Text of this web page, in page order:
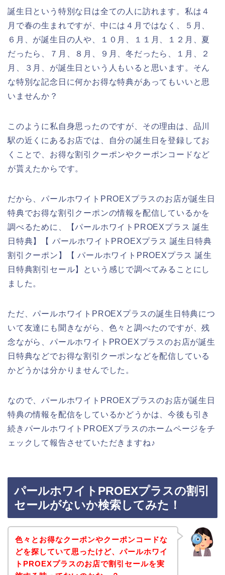
誕生日という特別な日は全ての人に訪れます。私は４
月で春の生まれですが、中には４月ではなく、５月、
６月、が誕生日の人や、１０月、１１月、１２月、夏
だったら、７月、８月、９月、冬だったら、１月、２
月、３月、が誕生日という人もいると思います。そん
な特別な記念日に何かお得な特典があってもいいと思
いませんか？
このように私自身思ったのですが、その理由は、品川
駅の近くにあるお店では、自分の誕生日を登録してお
くことで、お得な割引クーポンやクーポンコードなど
が貰えたからです。
だから、パールホワイトPROEXプラスのお店が誕生日
特典でお得な割引クーポンの情報を配信しているかを
調べるために、【パールホワイトPROEXプラス 誕生
日特典】【 パールホワイトPROEXプラス 誕生日特典
割引クーポン】【 パールホワイトPROEXプラス 誕生
日特典割引セール】という感じで調べてみることにし
ました。
ただ、パールホワイトPROEXプラスの誕生日特典につ
いて友達にも聞きながら、色々と調べたのですが、残
念ながら、パールホワイトPROEXプラスのお店が誕生
日特典などでお得な割引クーポンなどを配信している
かどうかは分かりませんでした。
なので、パールホワイトPROEXプラスのお店が誕生日
特典の情報を配信をしているかどうかは、今後も引き
続きパールホワイトPROEXプラスのホームページをチ
ェックして報告させていただきますね♪
パールホワイトPROEXプラスの割引
セールがないか検索してみた！
色々とお得なクーポンやクーポンコードな
どを探していて思ったけど、パールホワイ
トPROEXプラスのお店で割引セールを実